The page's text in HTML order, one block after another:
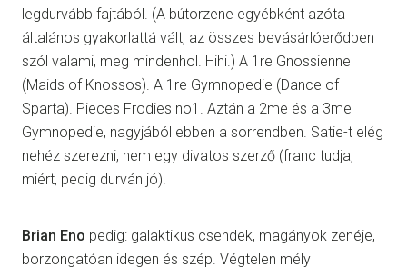
legdurvább fajtából. (A bútorzene egyébként azóta
általános gyakorlattá vált, az összes bevásárlóerődben
szól valami, meg mindenhol. Hihi.) A 1re Gnossienne
(Maids of Knossos). A 1re Gymnopedie (Dance of
Sparta). Pieces Frodies no1. Aztán a 2me és a 3me
Gymnopedie, nagyjából ebben a sorrendben. Satie-t elég
nehéz szerezni, nem egy divatos szerző (franc tudja,
miért, pedig durván jó).
Brian Eno pedig: galaktikus csendek, magányok zenéje,
borzongatóan idegen és szép. Végtelen mély